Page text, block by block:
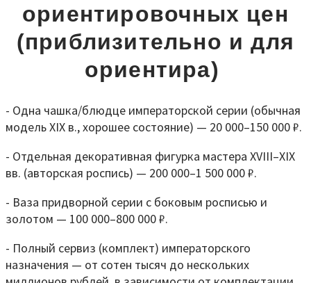
ориентировочных цен
(приблизительно и для
ориентира)
- Одна чашка/блюдце императорской серии (обычная
модель XIX в., хорошее состояние) — 20 000–150 000 ₽.
- Отдельная декоративная фигурка мастера XVIII–XIX
вв. (авторская роспись) — 200 000–1 500 000 ₽.
- Ваза придворной серии с боковым росписью и
золотом — 100 000–800 000 ₽.
- Полный сервиз (комплект) императорского
назначения — от сотен тысяч до нескольких